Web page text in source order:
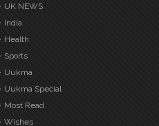
UK NEWS
India
Health
Sports
Uukma
Uukma Special
Most Read
Wishes